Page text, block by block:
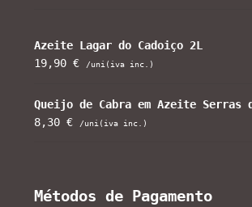
Azeite Lagar do Cadoiço 2L
19,90€ /uni(iva inc.)
Queijo de Cabra em Azeite Serras
8,30€ /uni(iva inc.)
Métodos de Pagamento